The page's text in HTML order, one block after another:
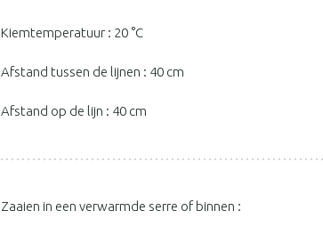
Kiemtemperatuur : 20 °C
Afstand tussen de lijnen : 40 cm
Afstand op de lijn : 40 cm
Zaaien in een verwarmde serre of binnen :